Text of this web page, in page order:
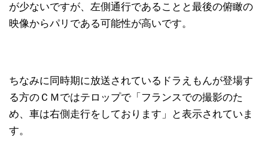
が少ないですが、左側通行であることと最後の俯瞰の
映像からパリである可能性が高いです。
ちなみに同時期に放送されているドラえもんが登場す
る方のＣＭではテロップで「フランスでの撮影のた
め、車は右側走行をしております」と表示されていま
す。